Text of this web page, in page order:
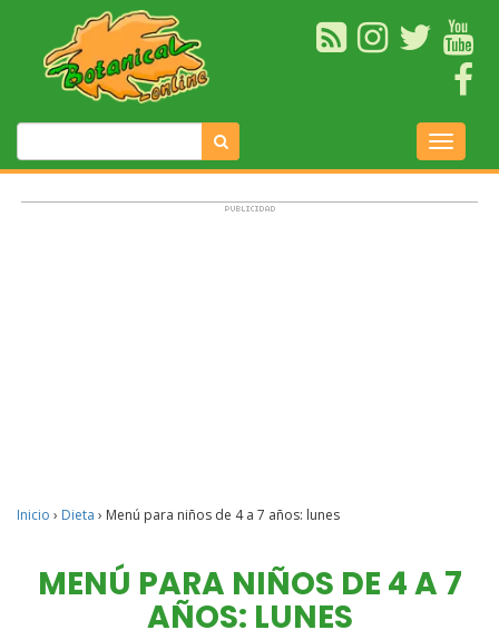
Inicio › Dieta › Menú para niños de 4 a 7 años: lunes
MENÚ PARA NIÑOS DE 4 A 7
AÑOS: LUNES